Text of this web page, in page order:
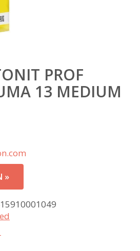
PROF
13 MEDIUM
»